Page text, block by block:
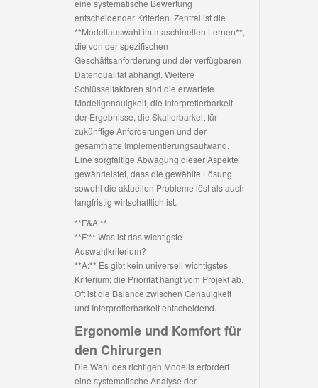
eine systematische Bewertung
entscheidender Kriterien. Zentral ist die
**Modellauswahl im maschinellen Lernen**,
die von der spezifischen
Geschäftsanforderung und der verfügbaren
Datenqualität abhängt. Weitere
Schlüsselfaktoren sind die erwartete
Modellgenauigkeit, die Interpretierbarkeit
der Ergebnisse, die Skalierbarkeit für
zukünftige Anforderungen und der
gesamthafte Implementierungsaufwand.
Eine sorgfältige Abwägung dieser Aspekte
gewährleistet, dass die gewählte Lösung
sowohl die aktuellen Probleme löst als auch
langfristig wirtschaftlich ist.
**F&A:**
**F:** Was ist das wichtigste
Auswahlkriterium?
**A:** Es gibt kein universell wichtigstes
Kriterium; die Priorität hängt vom Projekt ab.
Oft ist die Balance zwischen Genauigkeit
und Interpretierbarkeit entscheidend.
Ergonomie und Komfort für
den Chirurgen
Die Wahl des richtigen Modells erfordert
eine systematische Analyse der